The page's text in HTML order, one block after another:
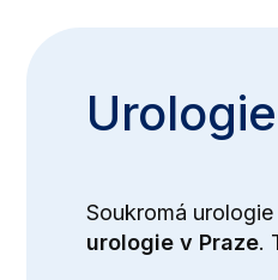
Soukromá urologie
urologie v Praze.